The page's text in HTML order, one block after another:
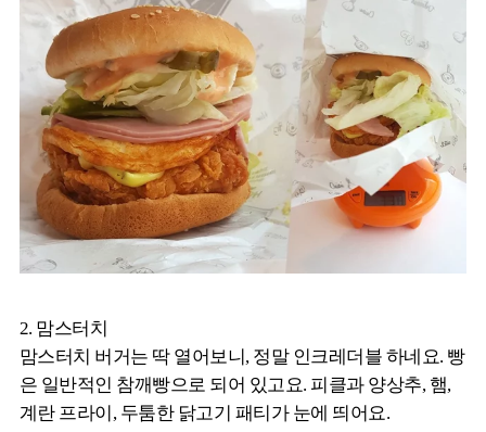
2. 맘스터치
맘스터치 버거는 딱 열어보니, 정말 인크레더블 하네요. 빵
은 일반적인 참깨빵으로 되어 있고요. 피클과 양상추, 햄,
계란 프라이, 두툼한 닭고기 패티가 눈에 띄어요.